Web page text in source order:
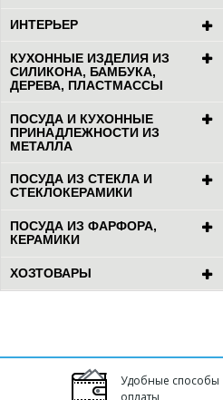
ИНТЕРЬЕР
КУХОННЫЕ ИЗДЕЛИЯ ИЗ
СИЛИКОНА, БАМБУКА,
ДЕРЕВА, ПЛАСТМАССЫ
ПОСУДА И КУХОННЫЕ
ПРИНАДЛЕЖНОСТИ ИЗ
МЕТАЛЛА
ПОСУДА ИЗ СТЕКЛА И
СТЕКЛОКЕРАМИКИ
ПОСУДА ИЗ ФАРФОРА,
КЕРАМИКИ
ХОЗТОВАРЫ
Удобные способы